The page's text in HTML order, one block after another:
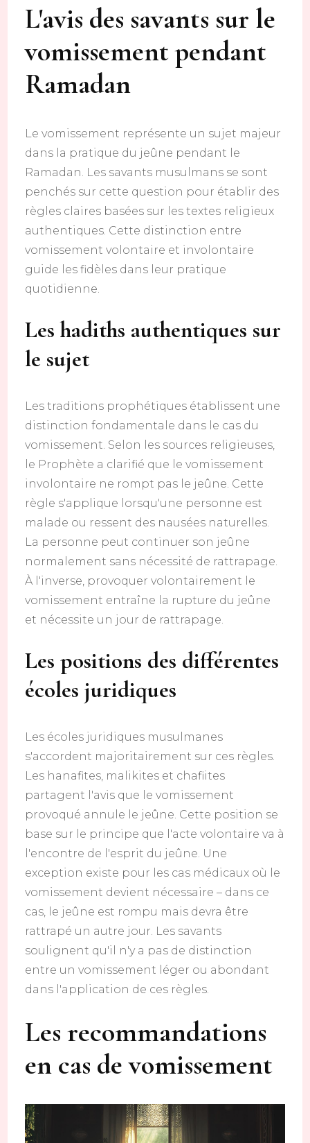
L'avis des savants sur le
vomissement pendant
Ramadan
Le vomissement représente un sujet majeur
dans la pratique du jeûne pendant le
Ramadan. Les savants musulmans se sont
penchés sur cette question pour établir des
règles claires basées sur les textes religieux
authentiques. Cette distinction entre
vomissement volontaire et involontaire
guide les fidèles dans leur pratique
quotidienne.
Les hadiths authentiques sur
le sujet
Les traditions prophétiques établissent une
distinction fondamentale dans le cas du
vomissement. Selon les sources religieuses,
le Prophète a clarifié que le vomissement
involontaire ne rompt pas le jeûne. Cette
règle s'applique lorsqu'une personne est
malade ou ressent des nausées naturelles.
La personne peut continuer son jeûne
normalement sans nécessité de rattrapage.
À l'inverse, provoquer volontairement le
vomissement entraîne la rupture du jeûne
et nécessite un jour de rattrapage.
Les positions des différentes
écoles juridiques
Les écoles juridiques musulmanes
s'accordent majoritairement sur ces règles.
Les hanafites, malikites et chafiites
partagent l'avis que le vomissement
provoqué annule le jeûne. Cette position se
base sur le principe que l'acte volontaire va à
l'encontre de l'esprit du jeûne. Une
exception existe pour les cas médicaux où le
vomissement devient nécessaire – dans ce
cas, le jeûne est rompu mais devra être
rattrapé un autre jour. Les savants
soulignent qu'il n'y a pas de distinction
entre un vomissement léger ou abondant
dans l'application de ces règles.
Les recommandations
en cas de vomissement